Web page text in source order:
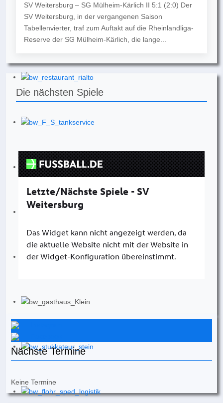
SV Weitersburg – SG Mülheim-Kärlich II 5:1 (2:0) Der
SV Weitersburg, in der vergangenen Saison
Tabellenvierter, traf zum Auftakt auf die Rheinlandliga-
Reserve der SG Mülheim-Kärlich, die lange...
Die nächsten Spiele
Nächste Termine
Keine Termine